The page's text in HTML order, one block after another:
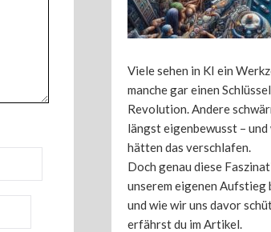
Viele sehen in KI ein
manche gar einen
Revolution. Andere
längst eigenbewusst –
hätten das verschlafen.
Doch genau diese
unserem eigenen Aufstieg
und wie wir uns davor
erfährst du im Artikel.